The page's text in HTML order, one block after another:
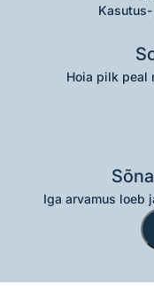
Hoia pilk peal
Iga arvamus loeb